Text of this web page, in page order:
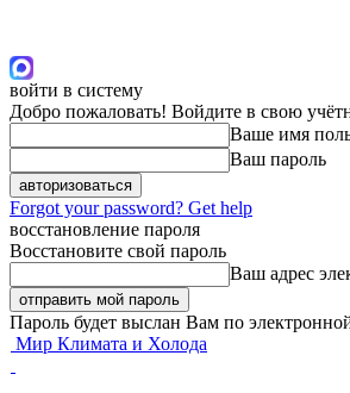
войти в систему
Добро пожаловать! Войдите в свою
Ваше имя
Ваш пароль
Forgot your password? Get help
восстановление пароля
Восстановите свой пароль
Ваш адрес
Пароль будет выслан Вам по
Мир Климата и Холода